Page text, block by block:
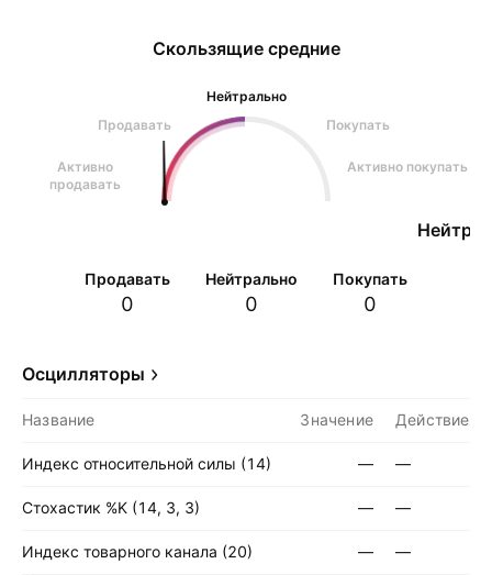
Скользящие средние
Нейтрально
Продавать
Покупать
Активно
продавать
Активно покупать
Продавать
0
Нейтрально
0
Покупать
0
Осцилляторы
Название Значение Действие
Индекс относительной силы (14) — —
Стохастик %K (14, 3, 3) — —
Индекс товарного канала (20) —
—